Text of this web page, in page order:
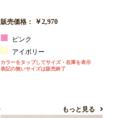
販売価格： ￥2,970
ピンク
アイボリー
カラーをタップしてサイズ・在庫を表示
表記の無いサイズは販売終了
もっと見る